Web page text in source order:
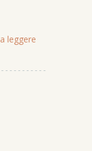
leggere